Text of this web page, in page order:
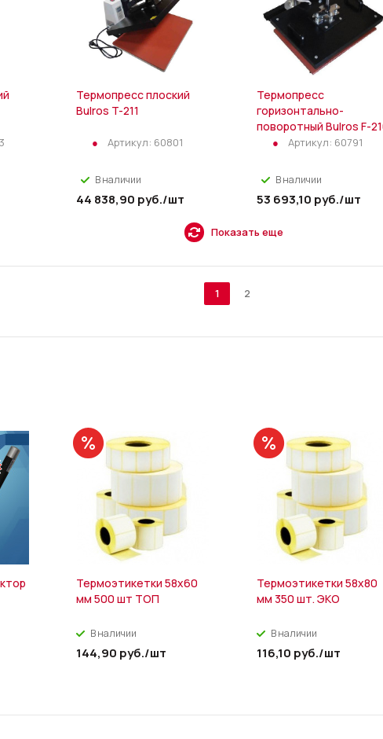
Термопресс плоский
Bulros T-211
Артикул: 60801
В наличии
44 838,90 руб./шт
Термопресс
горизонтально-
поворотный Bulros F-
Артикул: 60791
В наличии
53 693,10 руб./шт
Показать еще
1 2
Термоэтикетки 58х60
мм 500 шт ТОП
В наличии
144,90 руб./шт
Термоэтикетки 58х80
мм 350 шт. ЭКО
В наличии
116,10 руб./шт